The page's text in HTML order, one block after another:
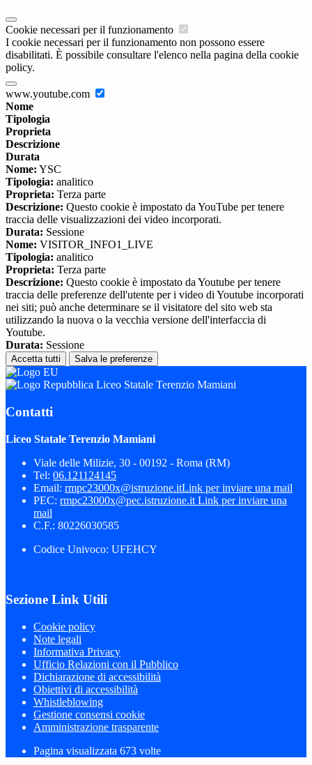
Cookie necessari per il funzionamento
I cookie necessari per il funzionamento non possono essere
disabilitati. È possibile consultare l'elenco nella pagina della cookie
policy.
www.youtube.com
Nome
Tipologia
Proprieta
Descrizione
Durata
Nome: YSC
Tipologia: analitico
Proprieta: Terza parte
Descrizione: Questo cookie è impostato da YouTube per tenere
traccia delle visualizzazioni dei video incorporati.
Durata: Sessione
Nome: VISITOR_INFO1_LIVE
Tipologia: analitico
Proprieta: Terza parte
Descrizione: Questo cookie è impostato da Youtube per tenere
traccia delle preferenze dell'utente per i video di Youtube incorporati
nei siti; può anche determinare se il visitatore del sito web sta
utilizzando la nuova o la vecchia versione dell'interfaccia di
Youtube.
Durata: Sessione
Accetta tutti Salva le preferenze
Liceo Statale Terenzio Mamiani
Contatti
Liceo Statale Terenzio Mamiani
Viale delle Milizie, 30 - 00192 - Roma (RM)
Tel: 06.121124145
Email: rmpc23000x@istruzione.itLink per inviare una mail
PEC: rmpc23000x@pec.istruzione.it Link per inviare una
mail
C.F.: 80226030585
Codice Univoco: UFEHCY
Sezione Link Utili
Cookie policy
Note legali
Informativa Privacy
Ufficio Relazioni con il Pubblico
Dichiarazione di accessibilità
Obiettivi di accessibilità
Whistleblowing
Gestione consensi cookie
Amministrazione trasparente
Pagina visualizzata 673 volte